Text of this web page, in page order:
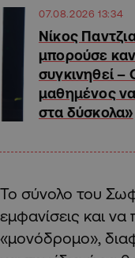
07.08.2026 13:34
Νίκος
μπορούσε
συγκινηθεί –
μαθημένος
στα δύσκολα»
Το σύνολο του
εμφανίσεις και να
«μονόδρομο»,